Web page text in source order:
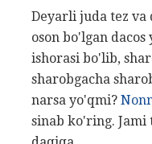
Deyarli juda tez
oson bo'lgan
ishorasi bo'lib,
sharobgacha
narsa yo'qmi?
sinab ko'ring.